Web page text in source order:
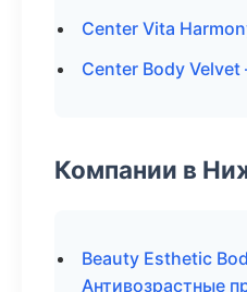
Center Vita
Center Body
Компании в
Beauty Esthetic
Антивозрастные